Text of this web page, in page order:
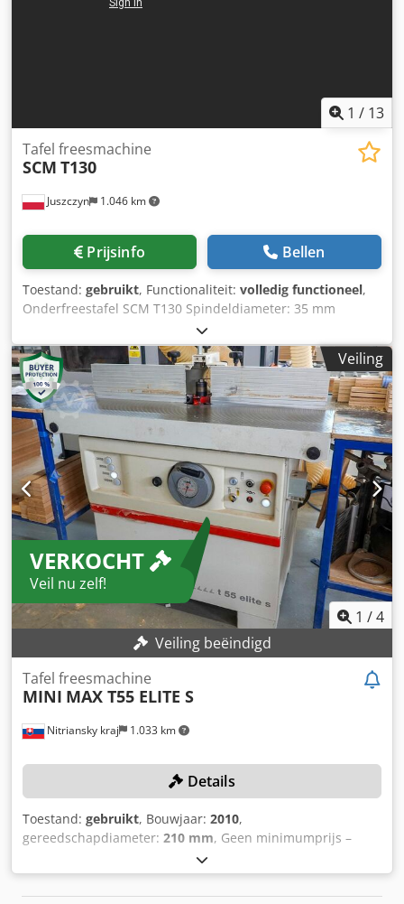
1 / 13
Juszczyn 1.046 km
Tafel freesmachine
SCM T130
Prijsinfo Bellen
Toestand: gebruikt, Functionaliteit: volledig functioneel,
Onderfreestafel SCM T130 Spindeldiameter: 35 mm
Crsdpfx Aiozakgmo Tjf Totale spindellengte: 160 mm
Hoofdmotorvermogen: 5,5 kW Toerentalverstelling via
riem: 3000/4500/6000/7000/10000 tpm Spindel links- en
rechtsdraaiend Elektrische spilhef
Veiling
VERKOCHT
Veil nu zelf!
1 /4
Veiling beëindigd
Nitriansky kraj 1.033 km
Tafel freesmachine
MINI MAX T55 ELITE S
Details
Toestand: gebruikt, Bouwjaar: 2010,
gereedschapdiameter: 210 mm, Geen minimumprijs –
gegarandeerde verkoop aan de hoogste bieder! De
afhaaltermijnen zoals vermeld in de algemene
voorwaarden zijn van toepassing. De allerlaatste